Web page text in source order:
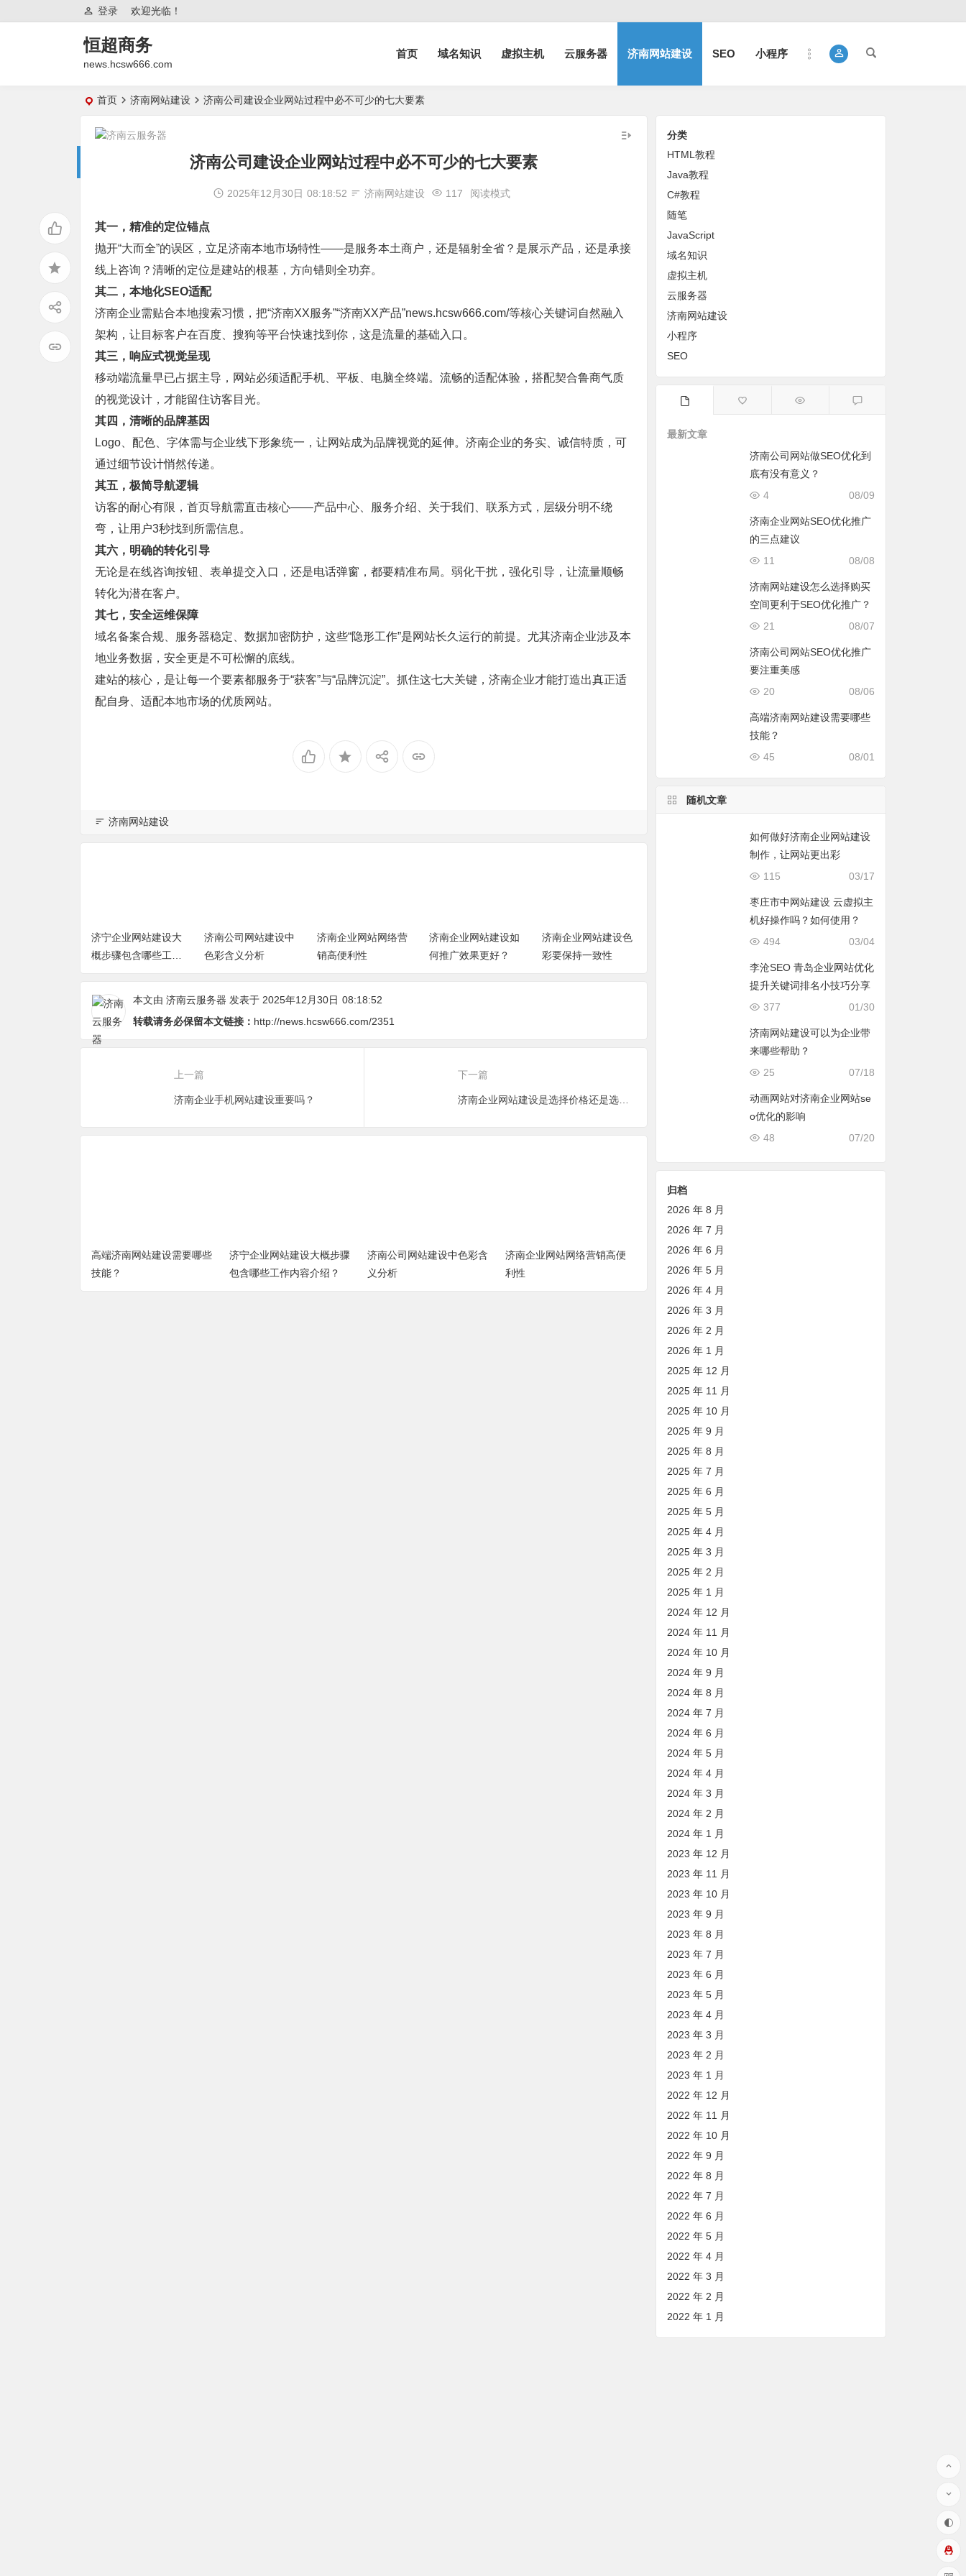
欢迎光临！
登录
恒超商务
news.hcsw666.com
首页 域名知识 虚拟主机 云服务器 济南网站建设 SEO 小程序
首页 济南网站建设 济南公司建设企业网站过程中必不可少的七大要素
济南公司建设企业网站过程中必不可少的七大要素
2025年12月30日 08:18:52 济南网站建设 117 阅读模式
其一，精准的定位锚点
抛开“大而全”的误区，立足济南本地市场特性——是服务本土商户，还是辐射全省？是展示产品，还是承接
线上咨询？清晰的定位是建站的根基，方向错则全功弃。
其二，本地化SEO适配
济南企业需贴合本地搜索习惯，把“济南XX服务”“济南XX产品”news.hcsw666.com/等核心关键词自然融入
架构，让目标客户在百度、搜狗等平台快速找到你，这是流量的基础入口。
其三，响应式视觉呈现
移动端流量早已占据主导，网站必须适配手机、平板、电脑全终端。流畅的适配体验，搭配契合鲁商气质
的视觉设计，才能留住访客目光。
其四，清晰的品牌基因
Logo、配色、字体需与企业线下形象统一，让网站成为品牌视觉的延伸。济南企业的务实、诚信特质，可
通过细节设计悄然传递。
其五，极简导航逻辑
访客的耐心有限，首页导航需直击核心——产品中心、服务介绍、关于我们、联系方式，层级分明不绕
弯，让用户3秒找到所需信息。
其六，明确的转化引导
无论是在线咨询按钮、表单提交入口，还是电话弹窗，都要精准布局。弱化干扰，强化引导，让流量顺畅
转化为潜在客户。
其七，安全运维保障
域名备案合规、服务器稳定、数据加密防护，这些“隐形工作”是网站长久运行的前提。尤其济南企业涉及本
地业务数据，安全更是不可松懈的底线。
建站的核心，是让每一个要素都服务于“获客”与“品牌沉淀”。抓住这七大关键，济南企业才能打造出真正适
配自身、适配本地市场的优质网站。
济南网站建设
济宁企业网站建设大
概步骤包含哪些工作
内容介绍？
济南公司网站建设中
色彩含义分析
济南企业网站网络营
销高便利性
济南企业网站建设如
何推广效果更好？
济南企业网站建设色
彩要保持一致性
济南企业网站建设选
本文由 济南云服务器 发表于 2025年12月30日 08:18:52
转载请务必保留本文链接： http://news.hcsw666.com/2351
上一篇
济南企业手机网站建设重要吗？
下一篇
济南企业网站建设是选择价格还是选择性能？
高端济南网站建设需要哪些
技能？
济宁企业网站建设大概步骤
包含哪些工作内容介绍？
济南公司网站建设中色彩含
义分析
济南企业网站网络营销高便
利性
分类
HTML教程
Java教程
C#教程
随笔
JavaScript
域名知识
虚拟主机
云服务器
济南网站建设
小程序
SEO
最新文章
济南公司网站做SEO优化到
底有没有意义？
08/09
4
济南企业网站SEO优化推广
的三点建议
08/08
11
济南网站建设怎么选择购买
空间更利于SEO优化推广？
08/07
21
济南公司网站SEO优化推广
要注重美感
08/06
20
高端济南网站建设需要哪些
技能？
08/01
45
随机文章
如何做好济南企业网站建设
制作，让网站更出彩
03/17
115
枣庄市中网站建设 云虚拟主
机好操作吗？如何使用？
03/04
494
李沧SEO 青岛企业网站优化
提升关键词排名小技巧分享
01/30
377
济南网站建设可以为企业带
来哪些帮助？
07/18
25
动画网站对济南企业网站se
o优化的影响
07/20
48
归档
2026 年 8 月
2026 年 7 月
2026 年 6 月
2026 年 5 月
2026 年 4 月
2026 年 3 月
2026 年 2 月
2026 年 1 月
2025 年 12 月
2025 年 11 月
2025 年 10 月
2025 年 9 月
2025 年 8 月
2025 年 7 月
2025 年 6 月
2025 年 5 月
2025 年 4 月
2025 年 3 月
2025 年 2 月
2025 年 1 月
2024 年 12 月
2024 年 11 月
2024 年 10 月
2024 年 9 月
2024 年 8 月
2024 年 7 月
2024 年 6 月
2024 年 5 月
2024 年 4 月
2024 年 3 月
2024 年 2 月
2024 年 1 月
2023 年 12 月
2023 年 11 月
2023 年 10 月
2023 年 9 月
2023 年 8 月
2023 年 7 月
2023 年 6 月
2023 年 5 月
2023 年 4 月
2023 年 3 月
2023 年 2 月
2023 年 1 月
2022 年 12 月
2022 年 11 月
2022 年 10 月
2022 年 9 月
2022 年 8 月
2022 年 7 月
2022 年 6 月
2022 年 5 月
2022 年 4 月
2022 年 3 月
2022 年 2 月
2022 年 1 月